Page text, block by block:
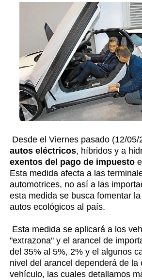
Desde el Viernes pasado (12/05/
autos eléctricos, híbridos y a
exentos del pago de impuesto
Esta medida afecta a las
automotrices, no así a las
esta medida se busca fomentar
autos ecológicos al país.
Esta medida se aplicará a los
"extrazona" y el arancel de
del 35% al 5%, 2% y el algunos
nivel del arancel dependerá de la
vehículo, las cuales detallamos